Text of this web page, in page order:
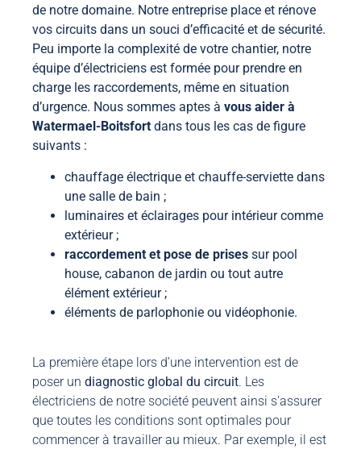
de notre domaine. Notre entreprise place et rénove
vos circuits dans un souci d’efficacité et de sécurité.
Peu importe la complexité de votre chantier, notre
équipe d’électriciens est formée pour prendre en
charge les raccordements, même en situation
d’urgence. Nous sommes aptes à vous aider à
Watermael-Boitsfort dans tous les cas de figure
suivants :
chauffage électrique et chauffe-serviette dans
une salle de bain ;
luminaires et éclairages pour intérieur comme
extérieur ;
raccordement et pose de prises sur pool
house, cabanon de jardin ou tout autre
élément extérieur ;
éléments de parlophonie ou vidéophonie.
La première étape lors d’une intervention est de
poser un diagnostic global du circuit. Les
électriciens de notre société peuvent ainsi s’assurer
que toutes les conditions sont optimales pour
commencer à travailler au mieux. Par exemple, il est